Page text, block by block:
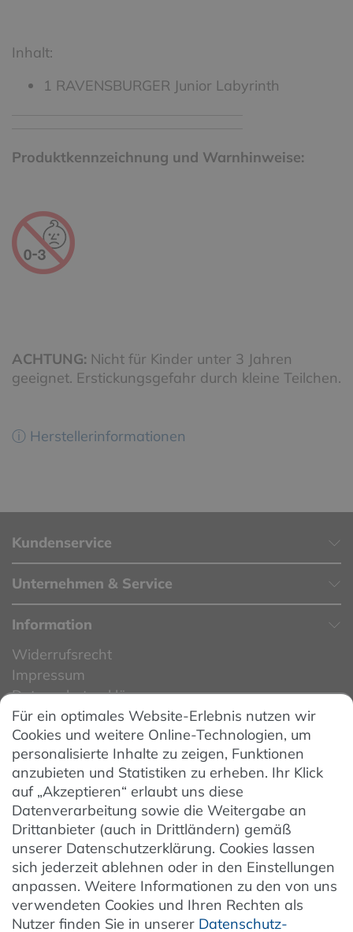
Inhalt:
1 RAVENSBURGER Junior Labyrinth
Produktkennzeichnung und Warnhinweise:
ACHTUNG: Nicht für Kinder unter 3 Jahren
geeignet. Erstickungsgefahr durch kleine Teilchen.
ⓘ Herstellerinformationen
Kundenservice
Unternehmen & Service
Information
Widerrufsrecht
Impressum
Datenschutzerklärung
Datenschutzeinstellungen
AGB
Barrierefreiheit
Hinweise zur Batterieentsorgung
Entsorgung von Elektro-Altgeräten
Vertrag widerrufen
Newsletter
Für ein optimales Website-Erlebnis nutzen wir
Cookies und weitere Online-Technologien, um
personalisierte Inhalte zu zeigen, Funktionen
anzubieten und Statistiken zu erheben. Ihr Klick
auf „Akzeptieren“ erlaubt uns diese
Datenverarbeitung sowie die Weitergabe an
Drittanbieter (auch in Drittländern) gemäß
unserer Datenschutzerklärung. Cookies lassen
sich jederzeit ablehnen oder in den Einstellungen
anpassen. Weitere Informationen zu den von uns
verwendeten Cookies und Ihren Rechten als
Nutzer finden Sie in unserer Daten­schutz­